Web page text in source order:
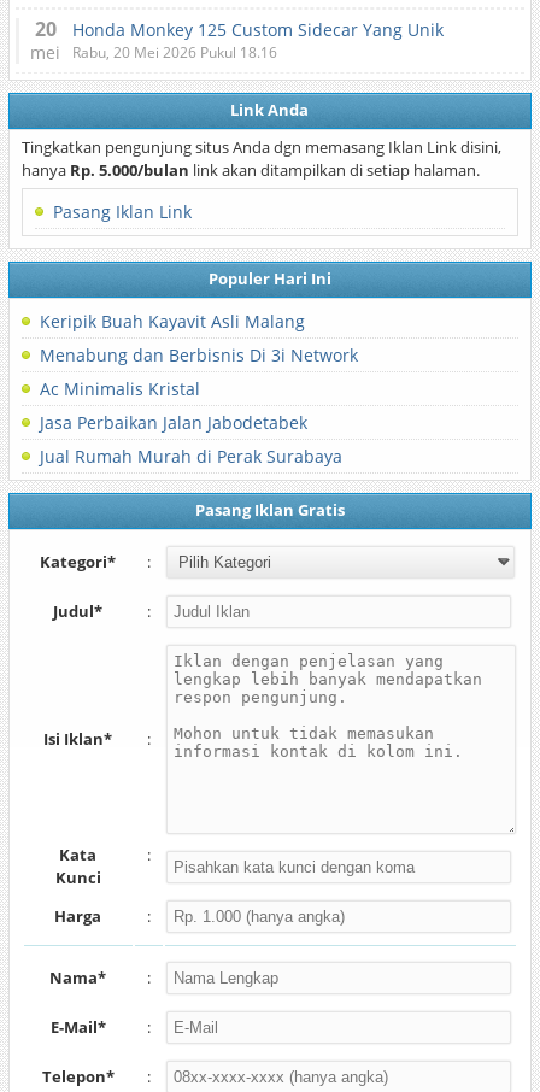
20
mei
Honda Monkey 125 Custom Sidecar Yang Unik
Rabu, 20 Mei 2026 Pukul 18.16
Link Anda
Tingkatkan pengunjung situs Anda dgn memasang Iklan Link disini,
hanya Rp. 5.000/bulan link akan ditampilkan di setiap halaman.
Pasang Iklan Link
Populer Hari Ini
Keripik Buah Kayavit Asli Malang
Menabung dan Berbisnis Di 3i Network
Ac Minimalis Kristal
Jasa Perbaikan Jalan Jabodetabek
Jual Rumah Murah di Perak Surabaya
Pasang Iklan Gratis
Kategori* :
Judul* :
Isi Iklan* :
Kata
Kunci
:
Harga :
Nama* :
E-Mail* :
Telepon* :